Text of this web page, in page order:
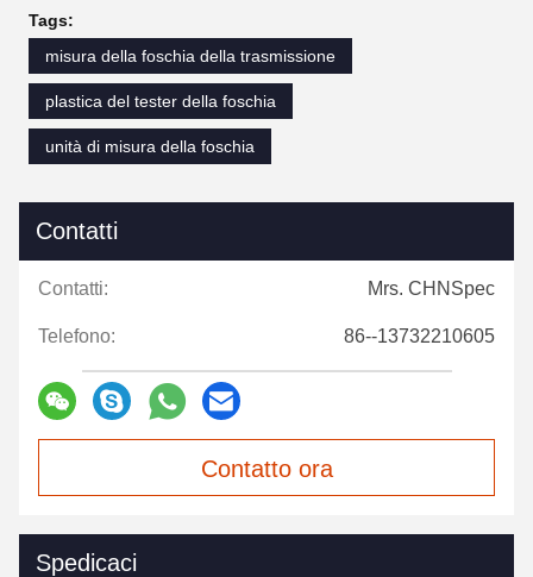
Tags:
misura della foschia della trasmissione
plastica del tester della foschia
unità di misura della foschia
Contatti
Contatti: Mrs. CHNSpec
Telefono: 86--13732210605
Contatto ora
Spedicaci